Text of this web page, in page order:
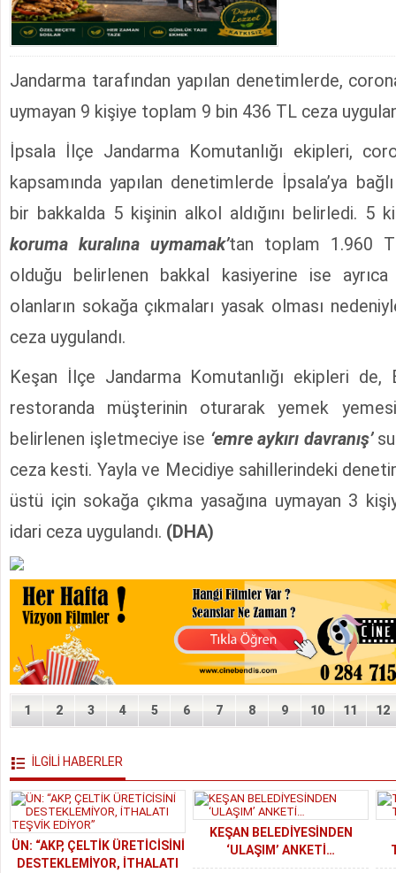
Jandarma tarafından yapılan denetimlerde,
uymayan 9 kişiye toplam 9 bin 436 TL ceza
İpsala İlçe Jandarma Komutanlığı ekipleri,
kapsamında yapılan denetimlerde İpsala’ya
bir bakkalda 5 kişinin alkol aldığını belirledi. 5
koruma kuralına uymamak’tan toplam 1.960
olduğu belirlenen bakkal kasiyerine ise
olanların sokağa çıkmaları yasak olması
ceza uygulandı.
Keşan İlçe Jandarma Komutanlığı ekipleri de,
restoranda müşterinin oturarak yemek
belirlenen işletmeciye ise ‘emre aykırı davranış’
ceza kesti. Yayla ve Mecidiye sahillerindeki
üstü için sokağa çıkma yasağına uymayan 3
idari ceza uygulandı. (DHA)
1 2 3 4 5 6 7 8 9 10 11 12
İLGİLİ HABERLER
ÜN: “AKP, ÇELTİK ÜRETİCİSİNİ
DESTEKLEMİYOR, İTHALATI
KEŞAN BELEDİYESİNDEN
‘ULAŞIM’ ANKETİ…